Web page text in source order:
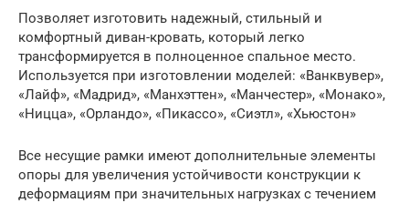
Позволяет изготовить надежный, стильный и
комфортный диван-кровать, который легко
трансформируется в полноценное спальное место.
Используется при изготовлении моделей: «Ванквувер»,
«Лайф», «Мадрид», «Манхэттен», «Манчестер», «Монако»,
«Ницца», «Орландо», «Пикассо», «Сиэтл», «Хьюстон»
Все несущие рамки имеют дополнительные элементы
опоры для увеличения устойчивости конструкции к
деформациям при значительных нагрузках с течением